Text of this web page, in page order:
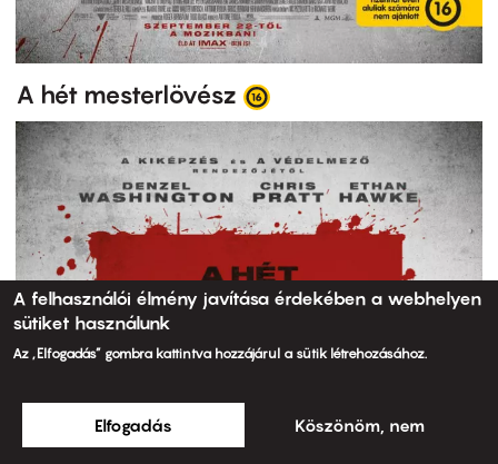
A hét mesterlövész
A felhasználói élmény javítása érdekében a webhelyen
sütiket használunk
Az „Elfogadás” gombra kattintva hozzájárul a sütik létrehozásához.
Elfogadás Köszönöm, nem